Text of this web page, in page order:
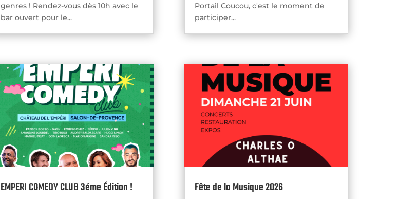
genres ! Rendez-vous dès 10h avec le
bar ouvert pour le...
EMPERI COMEDY CLUB 3éme Édition !
Portail Coucou, c'est le moment de
participer...
Fête de la Musique 2026